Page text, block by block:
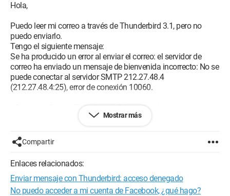
Hola,
Puedo leer mi correo a través de Thunderbird 3.1, pero no
puedo enviarlo.
Tengo el siguiente mensaje:
Se ha producido un error al enviar el correo: el servidor de
correo ha enviado un mensaje de bienvenida incorrecto: No se
puede conectar al servidor SMTP 212.27.48.4
(212.27.48.4:25), error de conexión 10060.
¿Cómo configurar Thunderbird 3.1 para poder enviar correos
a través del servidor smtp.free.fr cuando estoy conectado a
de vacaciones)?
Configuración: Windows 7 / Firefox 3.6.3
Mostrar más
Compartir
Enlaces relacionados:
Enviar mensaje con Thunderbird: acceso denegado
No puedo acceder a mi cuenta de Facebook, ¿qué hago?